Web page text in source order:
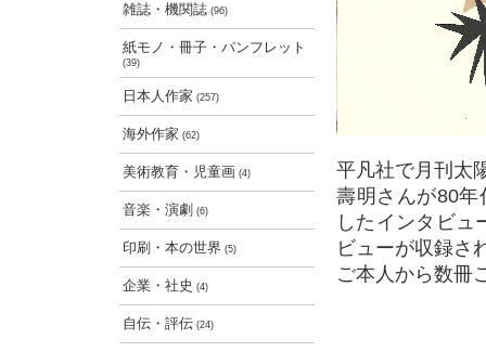
雑誌・機関誌 (96)
紙モノ・冊子・パンフレット
(39)
日本人作家 (257)
海外作家 (62)
美術教育・児童画 (4)
音楽・演劇 (6)
印刷・本の世界 (5)
企業・社史 (4)
自伝・評伝 (24)
平凡社で月刊太
壽明さんが80
したインタビュ
ビューが収録さ
ご本人から数冊